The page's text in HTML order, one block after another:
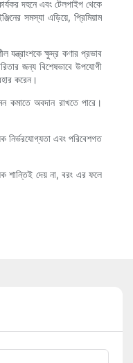
দহনে এবং টেলপাইপ থেকে
সমস্যা এড়িয়ে, প্রিমিয়াম
যন্ত্রাংশকে ক্ষুদ্র কণার প্রভাব
জন্য বিশেষভাবে উপযোগী
করেন।
কমাতে অবদান রাখতে পারে।
নির্ভরযোগ্যতা এবং পরিবেশগত
শান্তিই দেয় না, বরং এর ফলে